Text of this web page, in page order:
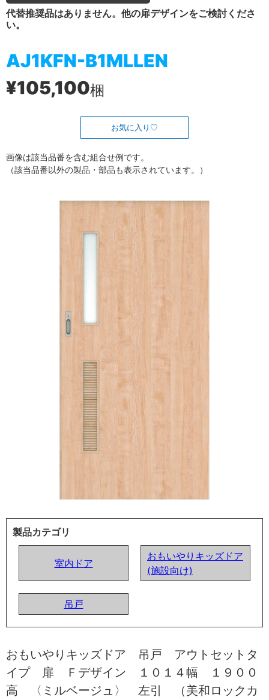
代替推奨品はありません。他の扉デザインをご検討くださ
い。
AJ1KFN-B1MLLEN
¥105,100梱
お気に入り
画像は該当品番を含む組合せ例です。
（該当品番以外の製品・部品も表示されています。）
製品カテゴリ
室内ドア
おもいやりキッズドア
(施設向け)
吊戸
おもいやりキッズドア 吊戸 アウトセットタ
イプ 扉 Ｆデザイン １０１４幅 １９００
高 〈ミルベージュ〉 左引 （美和ロックカ